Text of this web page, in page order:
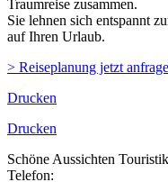
Traumreise zusammen.
Sie lehnen sich entspannt
auf Ihren Urlaub.
> Reiseplanung jetzt
Drucken
Drucken
Schöne Aussichten
Telefon: